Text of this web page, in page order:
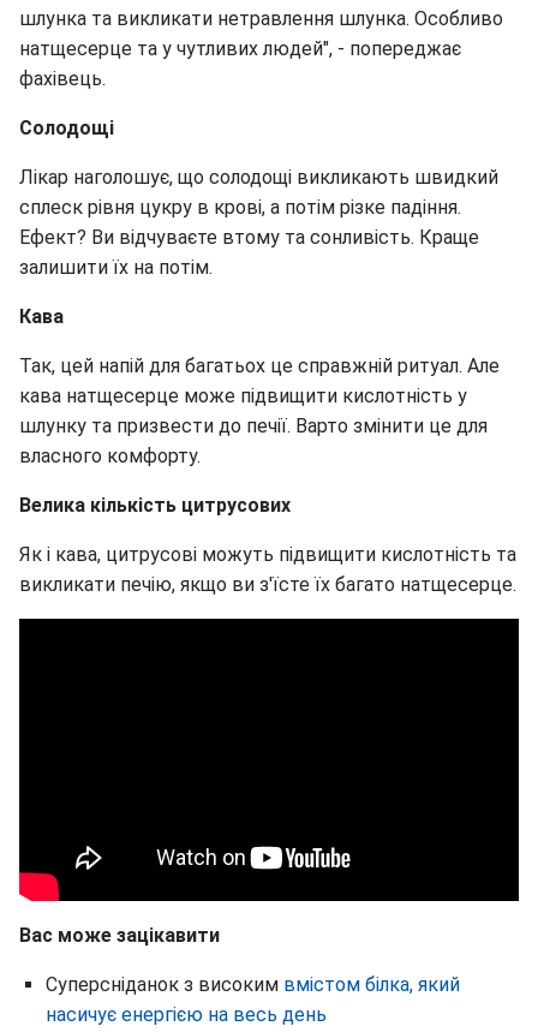
шлунка та викликати нетравлення шлунка. Особливо
натщесерце та у чутливих людей", - попереджає
фахівець.
Солодощі
Лікар наголошує, що солодощі викликають швидкий
сплеск рівня цукру в крові, а потім різке падіння.
Ефект? Ви відчуваєте втому та сонливість. Краще
залишити їх на потім.
Кава
Так, цей напій для багатьох це справжній ритуал. Але
кава натщесерце може підвищити кислотність у
шлунку та призвести до печії. Варто змінити це для
власного комфорту.
Велика кількість цитрусових
Як і кава, цитрусові можуть підвищити кислотність та
викликати печію, якщо ви з'їсте їх багато натщесерце.
Вас може зацікавити
Суперсніданок з високим вмістом білка, який
насичує енергією на весь день